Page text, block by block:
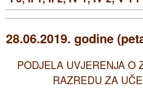
28.06.2019. godine
PODJELA UVJERENJA O
RAZREDU ZA